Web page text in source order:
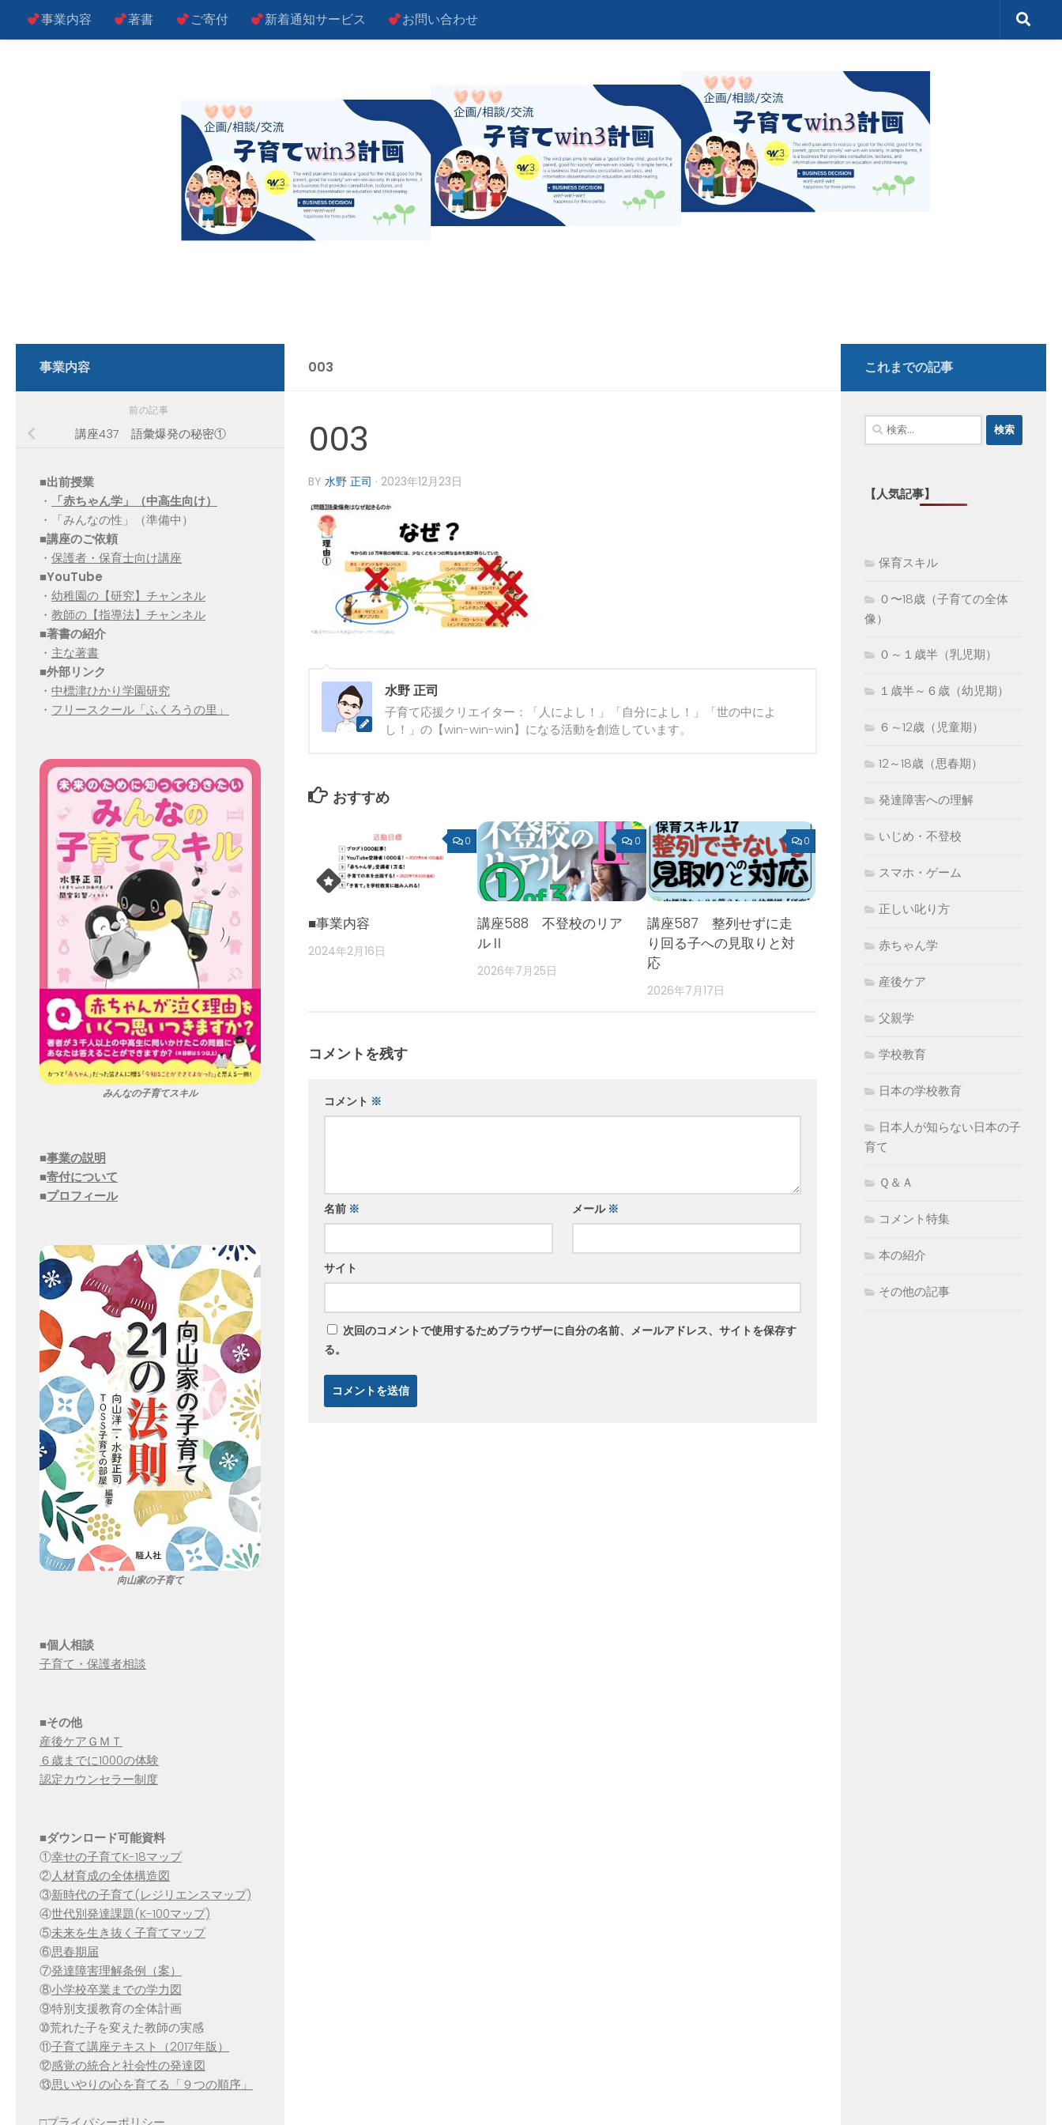
コンテンツへスキップ
事業内容 著書 ご寄付 新着通知サービス お問い合わせ
003
003
BY 水野 正司 · 2023年12月23日
水野 正司
子育て応援クリエイター：「人によし！」「自分によし！」「世の中によ
し！」の【win-win-win】になる活動を創造しています。
おすすめ
0
■事業内容
2024年2月16日
0
講座588 不登校のリア
ルⅡ
2026年7月25日
0
講座587 整列せずに走
り回る子への見取りと対
応
2026年7月17日
コメントを残す
コメント ※
名前 ※ メール ※
サイト
次回のコメントで使用するためブラウザーに自分の名前、メールアドレス、サイトを保存す
る。
事業内容
前の記事
講座437 語彙爆発の秘密①
■出前授業
・
「赤ちゃん学」（中高生向け）
・「みんなの性」（準備中）
■講座のご依頼
・ 保護者・保育士向け講座
■YouTube
・ 幼稚園の【研究】チャンネル
・ 教師の【指導法】チャンネル
■著書の紹介
・ 主な著書
■外部リンク
・ 中標津ひかり学園研究
・ フリースクール「ふくろうの里」
みんなの子育てスキル
■事業の説明
■寄付について
■プロフィール
向山家の子育て
■個人相談
子育て・保護者相談
■その他
産後ケアＧＭＴ
６歳までに1000の体験
認定カウンセラー制度
■ダウンロード可能資料
①幸せの子育てK-18マップ
②人材育成の全体構造図
③新時代の子育て(レジリエンスマップ)
④世代別発達課題(K-100マップ)
⑤未来を生き抜く子育てマップ
⑥思春期届
⑦発達障害理解条例（案）
⑧小学校卒業までの学力図
⑨特別支援教育の全体計画
➉荒れた子を変えた教師の実感
⑪子育て講座テキスト（2017年版）
⑫感覚の統合と社会性の発達図
⑬思いやりの心を育てる「９つの順序」
これまでの記事
検
索:
【人気記事】
保育スキル
０〜18歳（子育ての全体
像）
０～１歳半（乳児期）
１歳半～６歳（幼児期）
６～12歳（児童期）
12～18歳（思春期）
発達障害への理解
いじめ・不登校
スマホ・ゲーム
正しい叱り方
赤ちゃん学
産後ケア
父親学
学校教育
日本の学校教育
日本人が知らない日本の子
育て
Ｑ＆Ａ
コメント特集
本の紹介
その他の記事